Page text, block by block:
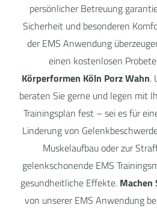
persönlicher Betreuung
Sicherheit und besonderen
der EMS Anwendung
einen kostenlosen
Körperformen Köln Porz Wahn.
beraten Sie gerne und legen mit
Trainingsplan fest – sei es für
Linderung von
Muskelaufbau oder zur
gelenkschonende EMS
gesundheitliche Effekte. Machen
von unserer EMS Anwendung